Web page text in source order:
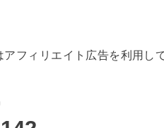
フィリエイト広告を利用し